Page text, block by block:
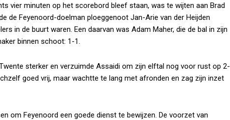
vier minuten op het scorebord bleef staan, was te wijten aan Brad
de Feyenoord-doelman ploeggenoot Jan-Arie van der Heijden
in de buurt waren. Een daarvan was Adam Maher, die de bal in zijn
binnen schoot: 1-1.
sterker en verzuimde Assaidi om zijn elftal nog voor rust op 2-
goed vrij, maar wachtte te lang met afronden en zag zijn inzet
om Feyenoord een goede dienst te bewijzen. De voorzet van